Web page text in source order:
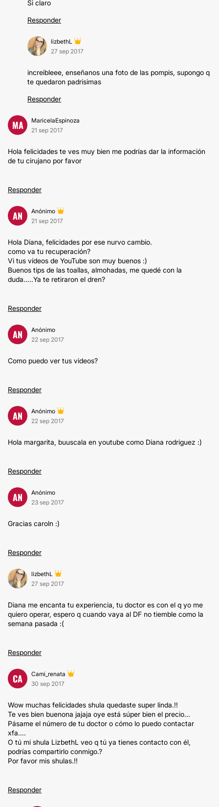
Si claro
Responder
lizbethL
27 sep 2017
increibleee, enseñanos una foto de las pompis, supongo q
te quedaron padrisimas
Responder
MA
MaricelaEspinoza
21 sep 2017
Hola felicidades te ves muy bien me podrías dar la información
de tu cirujano por favor
Responder
AN
Anónimo
21 sep 2017
Hola Diana, felicidades por ese nurvo cambio.
como va tu recuperación?
Vi tus vídeos de YouTube son muy buenos :)
Buenos tips de las toallas, almohadas, me quedé con la
duda.....Ya te retiraron el dren?
Responder
AN
Anónimo
22 sep 2017
Como puedo ver tus videos?
Responder
AN
Anónimo
22 sep 2017
Hola margarita, buuscala en youtube como Diana rodriguez :)
Responder
AN
Anónimo
23 sep 2017
Gracias caroln :)
Responder
lizbethL
27 sep 2017
Diana me encanta tu experiencia, tu doctor es con el q yo me
quiero operar, espero q cuando vaya al DF no tiemble como la
semana pasada :(
Responder
CA
Cami_renata
30 sep 2017
Wow muchas felicidades shula quedaste super linda.!!
Te ves bien buenona jajaja oye está súper bien el precio...
Pásame el número de tu doctor o cómo lo puedo contactar
xfa....
O tú mi shula LizbethL veo q tú ya tienes contacto con él,
podrías compartirlo conmigo.?
Por favor mis shulas.!!
Responder